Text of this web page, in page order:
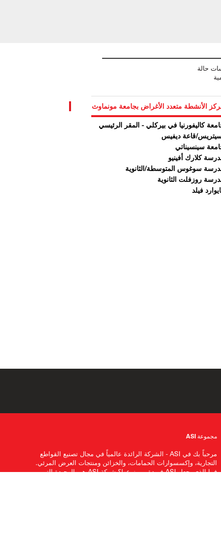
حالة
الأنشطة متعدد الأغراض بجامعة مونماوث
كاليفورنيا في بيركلي - المقر الرئيسي
قاعة ديفيس
سينسيناتي
كلارك أفينيو
سوغوس المتوسطة/الثانوية
روزفلت الثانوية
فيلد
مجموعة ASI
مرحباً بك في ASI - الشركة الرائدة عالمياً في مجال تصنيع القواطع
التجارية، وإكسسوارات الحمامات، والخزائن ومنتجات العرض المرئي.
فما الذي يجعل ASI فريدة من نوعها؟ شركة ASI هي الوحيدة التي